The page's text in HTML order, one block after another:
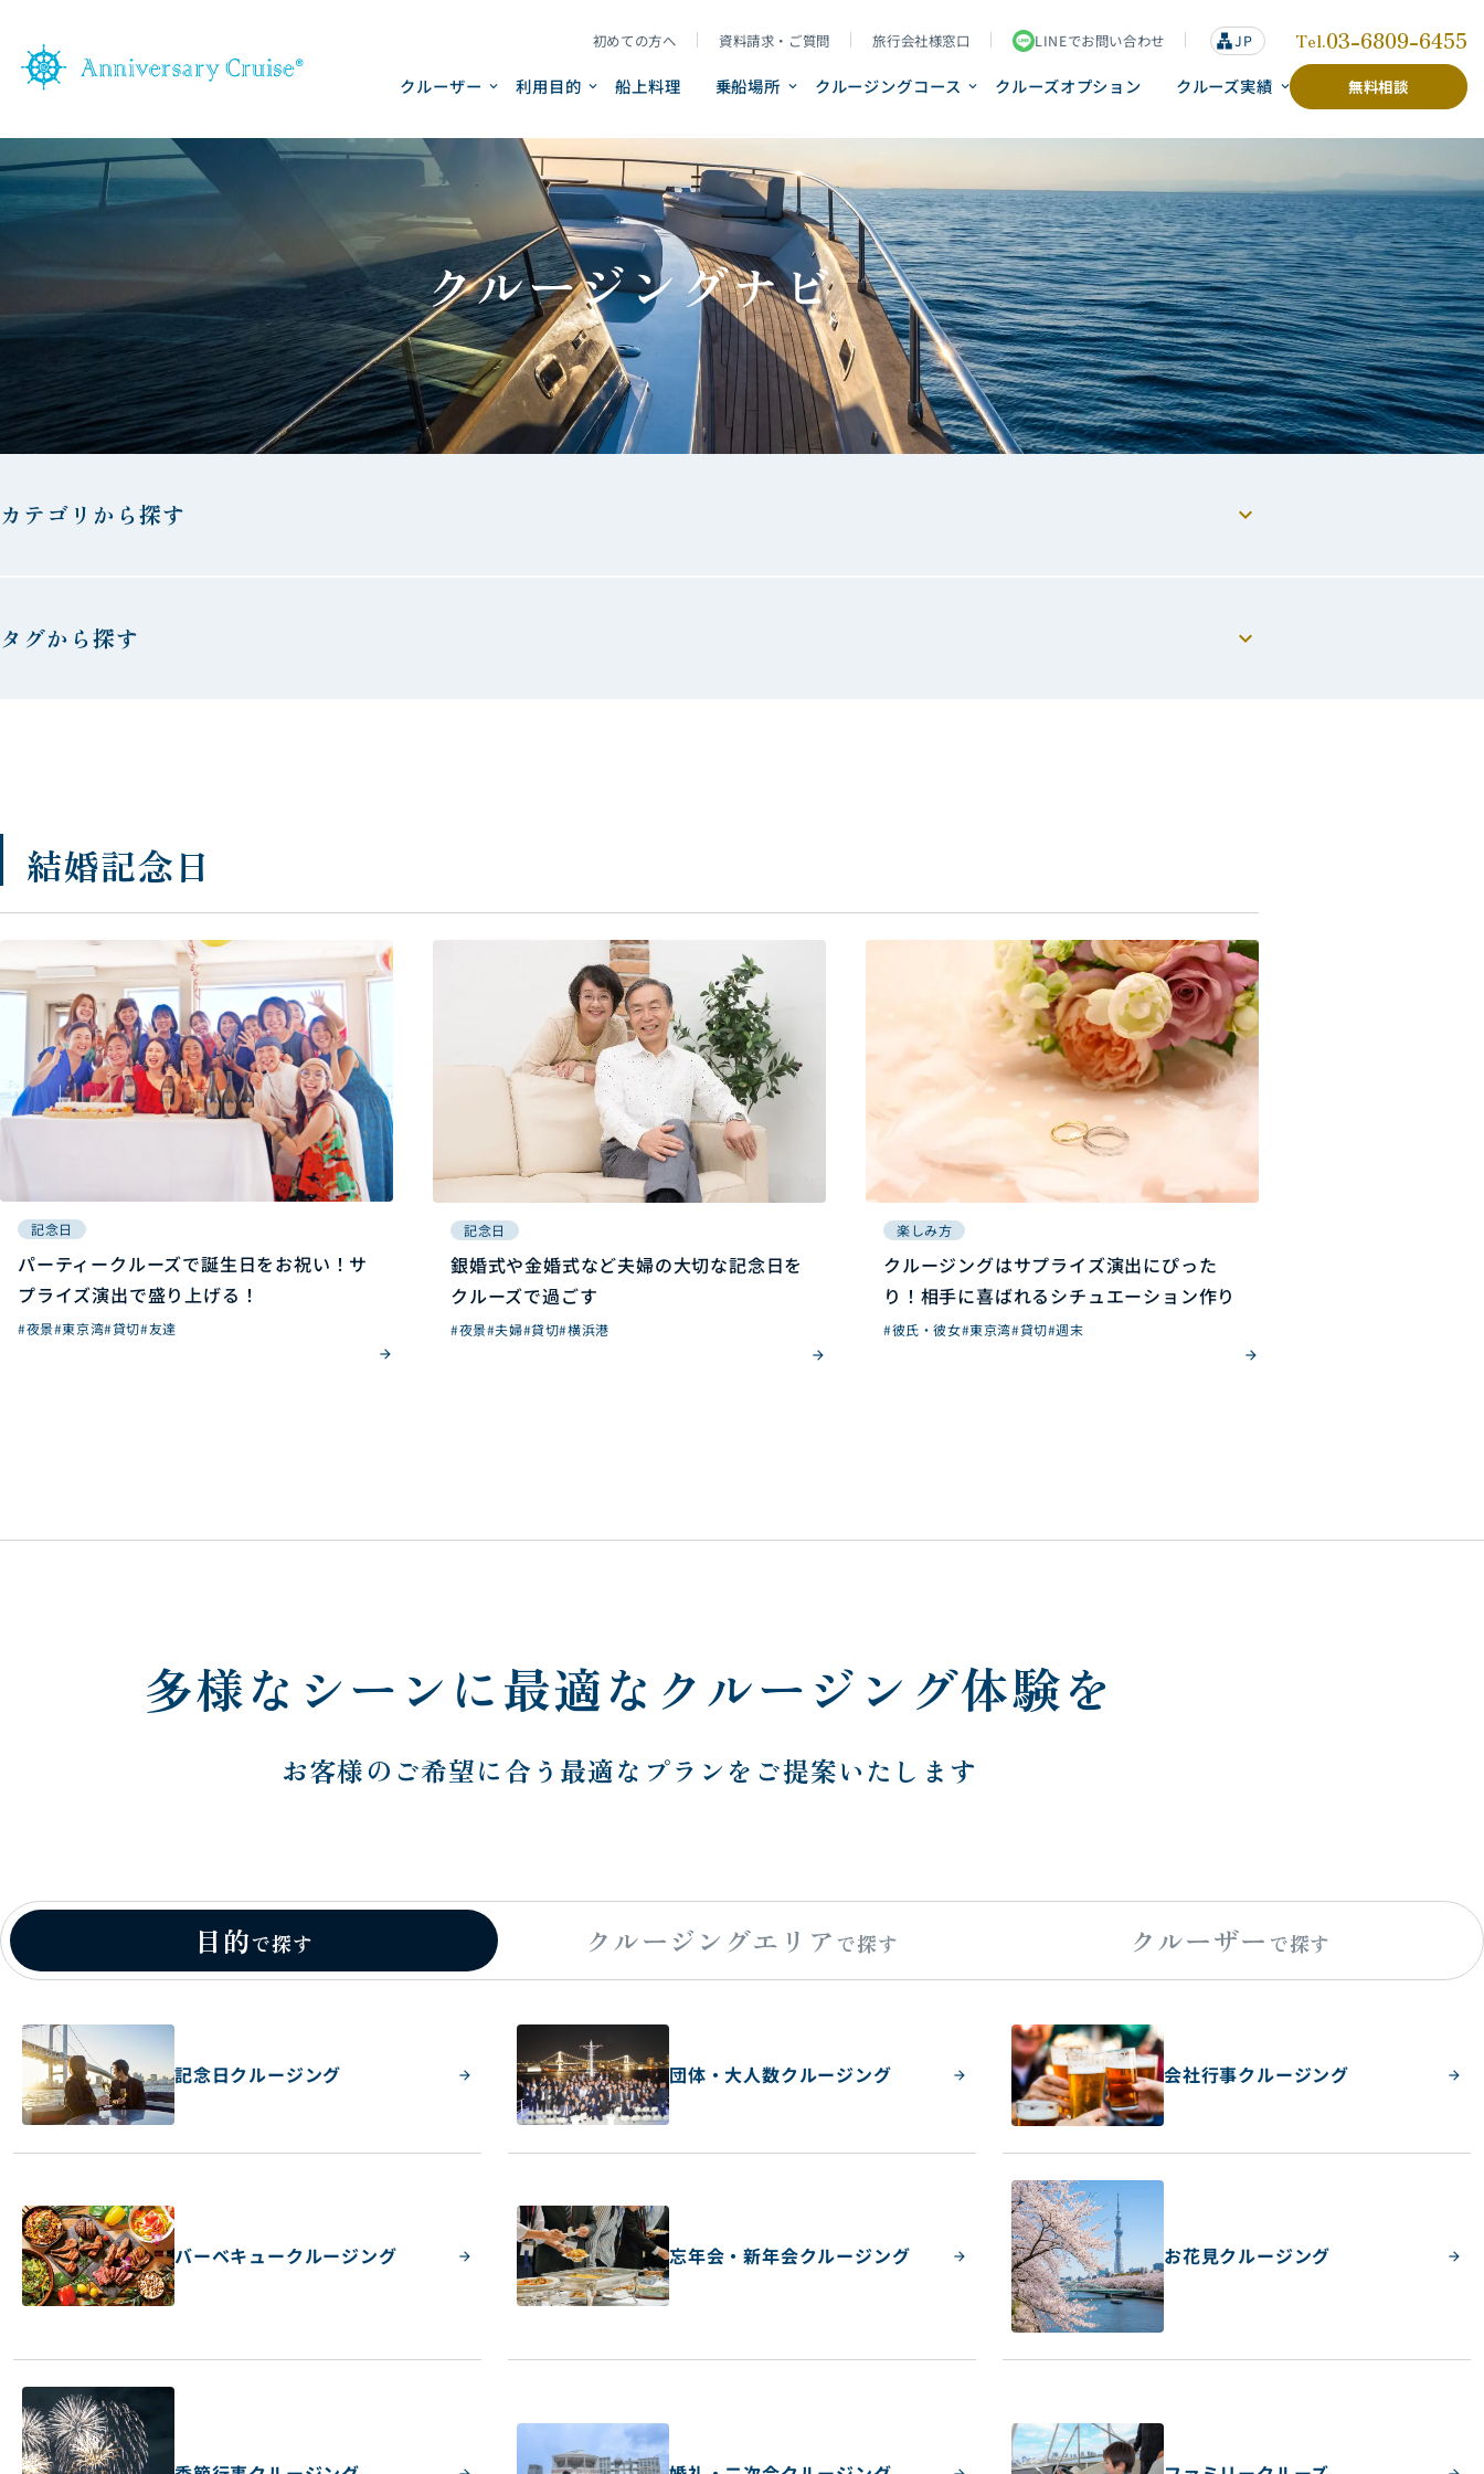
初めての方へ 資料請求・ご質問 旅行会社様窓口 LINEでお問い合わせ
lan
g
u
a
e
JP Tel.03-6809-6455
クルーザー 利用目的 船上料理 乗船場所 クルージングコース クルーズオプション クルーズ実績 無料相談
クルージングナビ
カテゴリから探す
タグから探す
結婚記念日
記念日
パーティークルーズで誕生日をお祝い！サ
プライズ演出で盛り上げる！
#夜景#東京湾#貸切#友達
記念日
銀婚式や金婚式など夫婦の大切な記念日を
クルーズで過ごす
#夜景#夫婦#貸切#横浜港
楽しみ方
クルージングはサプライズ演出にぴった
り！相手に喜ばれるシチュエーション作り
#彼氏・彼女#東京湾#貸切#週末
多様なシーンに最適なクルージング体験を
お客様のご希望に合う 最適なプランをご提案いたします
目的で探す クルージングエリア で探す クルーザー で探す
記念日クルージング 団体・大人数クルージング 会社行事クルージング
バーベキュークルージング 忘年会・新年会クルージング お花見クルージング